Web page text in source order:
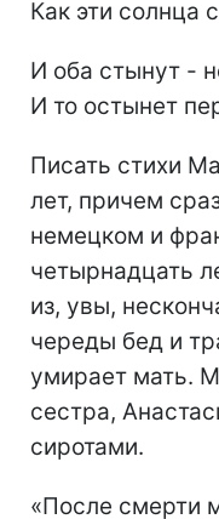
Как эти солнца
И оба стынут -
И то остынет
Писать стихи
лет, причем
немецком и
четырнадцать
из, увы,
череды бед и
умирает мать.
сестра,
сиротами.
«После смерти